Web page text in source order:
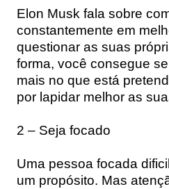
Elon Musk fala sobre
constantemente em
questionar as suas
forma, você consegue
mais no que está
por lapidar melhor as
2 – Seja focado
Uma pessoa focada
um propósito. Mas